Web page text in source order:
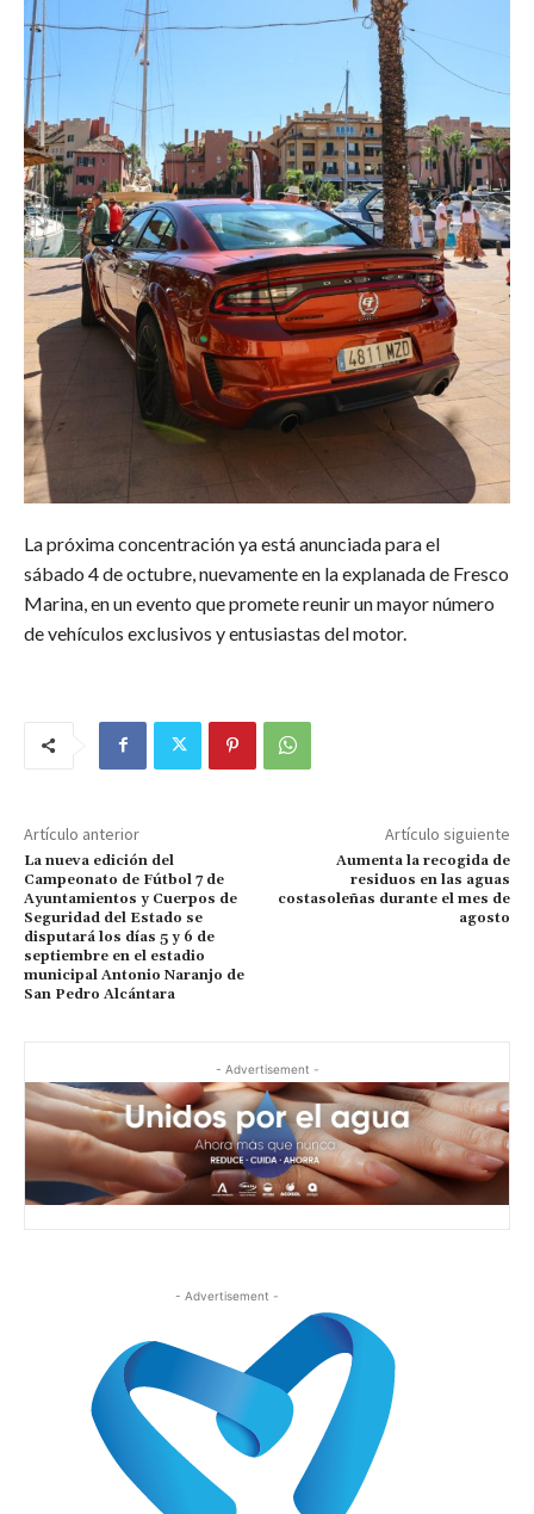
La próxima concentración ya está anunciada para el
sábado 4 de octubre, nuevamente en la explanada de Fresco
Marina, en un evento que promete reunir un mayor número
de vehículos exclusivos y entusiastas del motor.
Artículo anterior
La nueva edición del
Campeonato de Fútbol 7 de
Ayuntamientos y Cuerpos de
Seguridad del Estado se
disputará los días 5 y 6 de
septiembre en el estadio
municipal Antonio Naranjo de
San Pedro Alcántara
Artículo siguiente
Aumenta la recogida de
residuos en las aguas
costasoleñas durante el mes de
agosto
- Advertisement -
- Advertisement -